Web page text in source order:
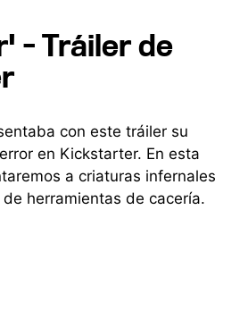
- Tráiler de
con este tráiler su
en Kickstarter. En esta
a criaturas infernales
herramientas de cacería.